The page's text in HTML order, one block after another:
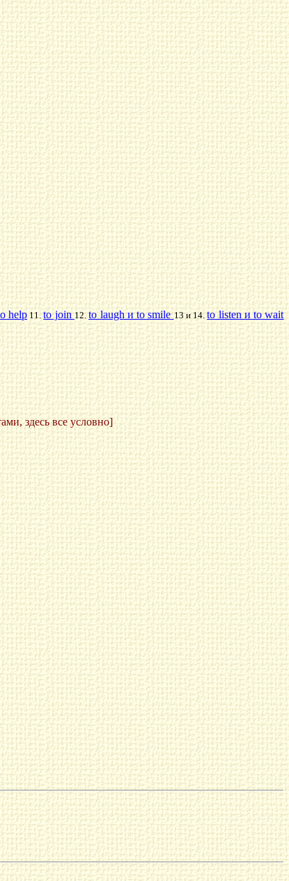
help 11.to join 12.to laugh и to smile 13 и 14.to listen и to wait
здесь все условно]